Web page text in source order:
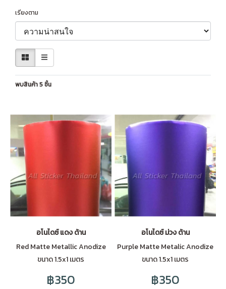
เรียงตาม
พบสินค้า 5 ชิ้น
อโนไดซ์ แดง ด้าน
Red Matte Metallic Anodize
ขนาด 1.5x1 เมตร
฿350
อโนไดซ์ ม่วง ด้าน
Purple Matte Metalic Anodize
ขนาด 1.5x1 เมตร
฿350